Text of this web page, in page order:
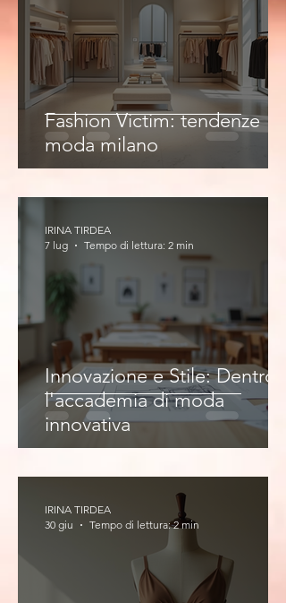
Fashion Victim: tendenze
moda milano
Innovazione e Stile: Dentro
l'accademia di moda
innovativa
IRINA TIRDEA
7 lug
Tempo di lettura: 2 min
IRINA TIRDEA
30 giu
Tempo di lettura: 2 min